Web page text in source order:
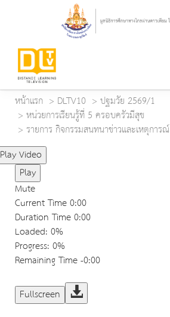
หน้าแรก DLTV10
ปฐมวัย 2569/1
หน่วยการเรียนรู้ที่ 5 ครอบครัวมีสุข
รายการ กิจกรรมสนทนาข่าวและเหตุการณ์
Play Video
Play
Mute
Current Time0:00
Duration Time0:00
Loaded: 0%
Progress: 0%
Remaining Time-0:00
Fullscreen